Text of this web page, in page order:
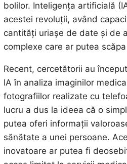
bolilor. Inteligența artificială
acestei revoluții, având
cantități uriașe de date și de
complexe care ar putea
Recent, cercetătorii au
IA în analiza imaginilor
fotografiilor realizate cu
lucru a dus la ideea că o
putea oferi informații
sănătate a unei persoane.
inovatoare ar putea fi